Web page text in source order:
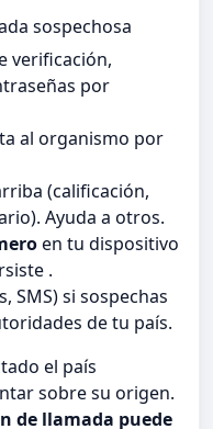
sospechosa
verificación,
por
al organismo por
(calificación,
Ayuda a otros.
en tu dispositivo
.
SMS) si sospechas
de tu país.
el país
sobre su origen.
de llamada puede